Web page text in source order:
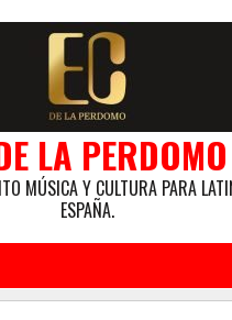
LA PERDOMO
MÚSICA Y CULTURA PARA
ESPAÑA.